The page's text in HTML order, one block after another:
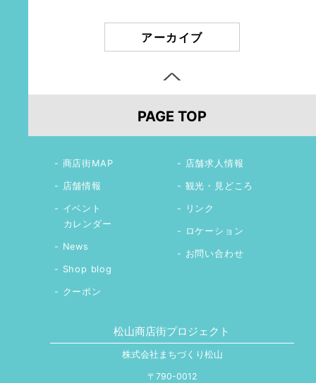
アーカイブ
PAGE TOP
商店街MAP
店舗情報
イベント
カレンダー
News
Shop blog
クーポン
店舗求人情報
観光・見どころ
リンク
ロケーション
お問い合わせ
松山商店街プロジェクト
株式会社まちづくり松山
〒790-0012